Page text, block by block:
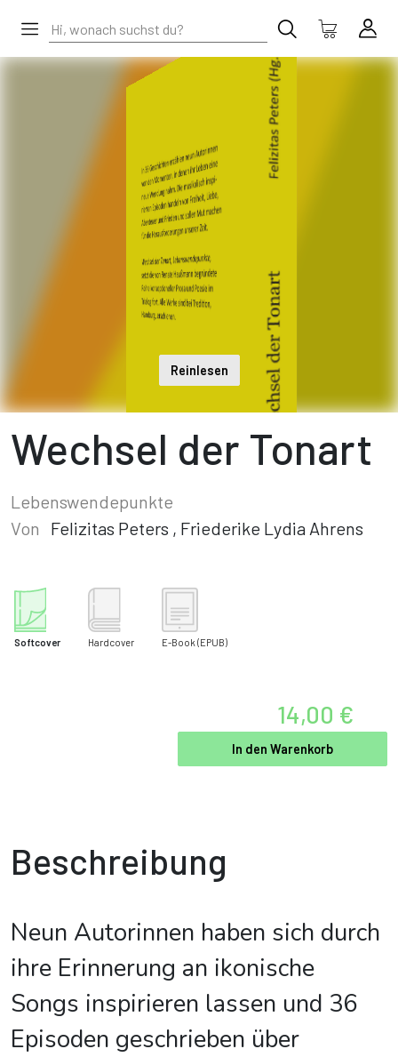
Reinlesen
Wechsel der Tonart
Lebenswendepunkte
Von
Felizitas Peters , Friederike Lydia Ahrens
Softcover Hardcover E-Book (EPUB)
14,00 €
In den Warenkorb
Beschreibung
Neun Autorinnen haben sich durch
ihre Erinnerung an ikonische
Songs inspirieren lassen und 36
Episoden geschrieben über